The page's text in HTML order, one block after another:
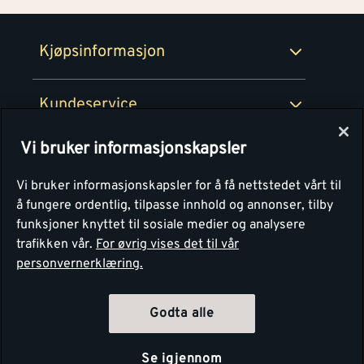
Kjøpsinformasjon
Retur- og angrerettsskjema
Kundeservice
Montér
Personvern
Vi bruker informasjonskapsler
Vi bruker informasjonskapsler for å få nettstedet vårt til
å fungere ordentlig, tilpasse innhold og annonser, tilby
funksjoner knyttet til sosiale medier og analysere
trafikken vår. For øvrig vises det til vår
personvernerklæring.
Godta alle
Se igjennom